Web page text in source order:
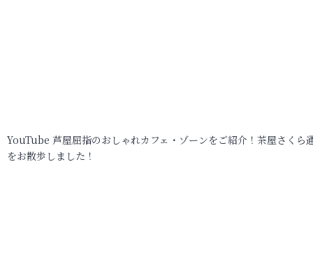
YouTube 芦屋屈指のおしゃれカフェ・ゾーンをご紹介！茶屋さくら
をお散歩しました！